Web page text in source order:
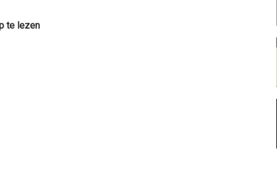
te lezen